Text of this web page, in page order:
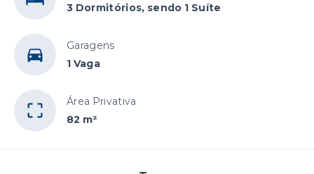
3 Dormitórios, sendo 1 Suíte
Garagens
1 Vaga
Área Privativa
82 m²